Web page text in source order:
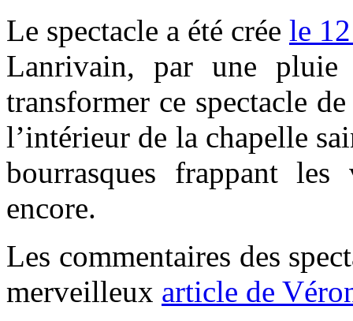
Le spectacle a été crée le
Lanrivain, par une
transformer ce spectacle
l’intérieur de la chapelle
bourrasques frappant
encore.
Les commentaires des
merveilleux article de